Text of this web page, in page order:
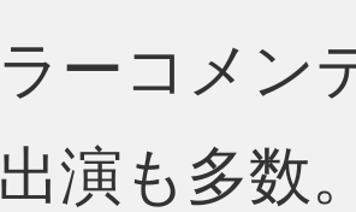
ラーコメン
出演も多数